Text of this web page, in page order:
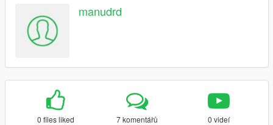
manudrd
0 files liked 7 komentářů 0 videí